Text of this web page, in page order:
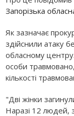
Запорізька
Як зазначає
здійснили атаку
обласному
особи
кількості
"Дві жінки
Наразі 12 людей,